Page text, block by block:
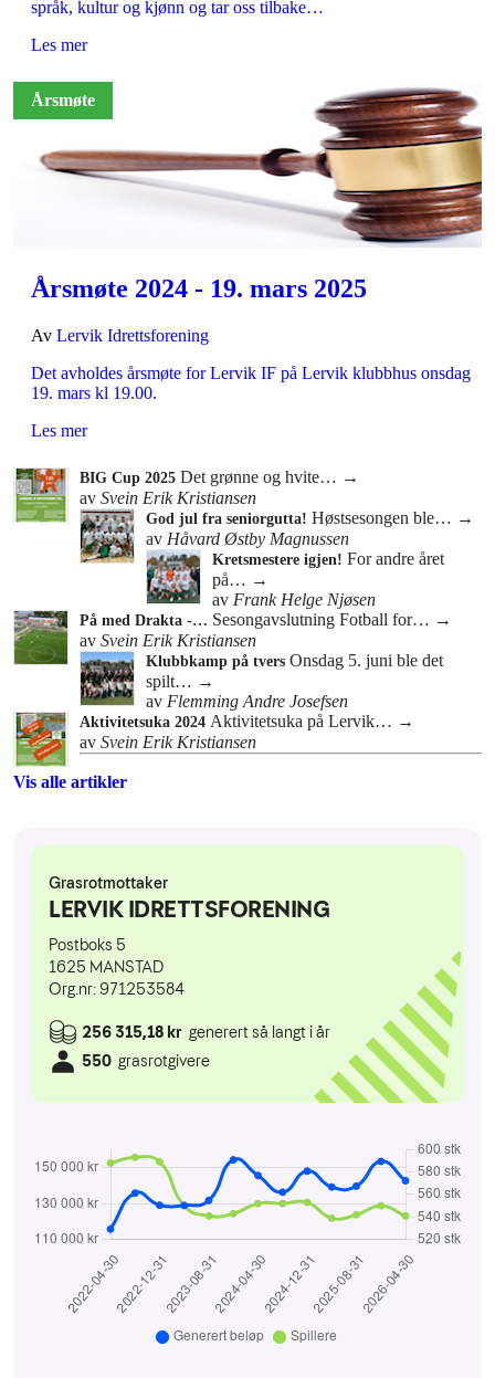
språk, kultur og kjønn og tar oss tilbake…
Les mer
Årsmøte
Årsmøte 2024 - 19. mars 2025
Av Lervik Idrettsforening
Det avholdes årsmøte for Lervik IF på Lervik klubbhus onsdag
19. mars kl 19.00.
Les mer
BIG Cup 2025 Det grønne og hvite… →
av Svein Erik Kristiansen
God jul fra seniorgutta! Høstsesongen ble… →
av Håvard Østby Magnussen
Kretsmestere igjen! For andre året
på… →
av Frank Helge Njøsen
På med Drakta -… Sesongavslutning Fotball for… →
av Svein Erik Kristiansen
Klubbkamp på tvers Onsdag 5. juni ble det
spilt… →
av Flemming Andre Josefsen
Aktivitetsuka 2024 Aktivitetsuka på Lervik… →
av Svein Erik Kristiansen
Vis alle artikler